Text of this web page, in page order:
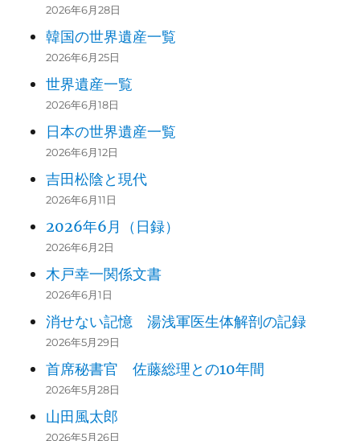
2026年6月28日
韓国の世界遺産一覧
2026年6月25日
世界遺産一覧
2026年6月18日
日本の世界遺産一覧
2026年6月12日
吉田松陰と現代
2026年6月11日
2026年6月（日録）
2026年6月2日
木戸幸一関係文書
2026年6月1日
消せない記憶 湯浅軍医生体解剖の記録
2026年5月29日
首席秘書官 佐藤総理との10年間
2026年5月28日
山田風太郎
2026年5月26日